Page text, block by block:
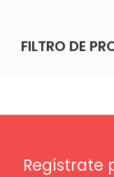
FILTRO DE
Regístrate